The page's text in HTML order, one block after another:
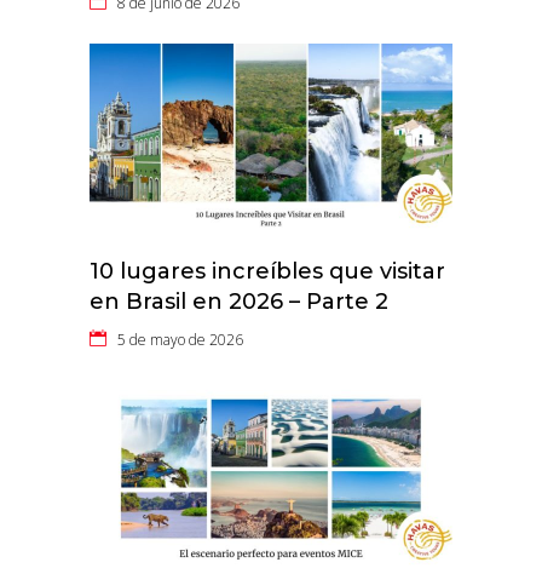
10 lugares increíbles que visitar
en Brasil en 2026 – Parte 2
5 de mayo de 2026